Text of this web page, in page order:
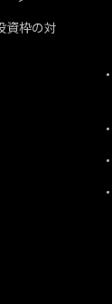
資枠の対